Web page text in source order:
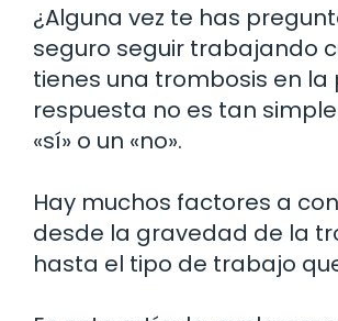
¿Alguna vez te has
seguro seguir trabajando
tienes una trombosis en la
respuesta no es tan
«sí» o un «no».
Hay muchos factores a
desde la gravedad de la
hasta el tipo de trabajo